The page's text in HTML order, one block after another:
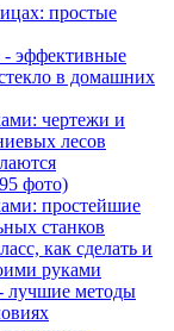
простые
эффективные
в домашних
чертежи и
лесов
фото)
простейшие
станков
как сделать и
руками
лучшие методы